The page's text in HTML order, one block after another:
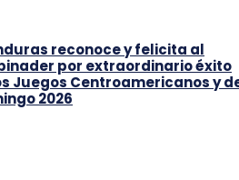
reconoce y felicita al
por extraordinario éxito
Juegos Centroamericanos y
2026